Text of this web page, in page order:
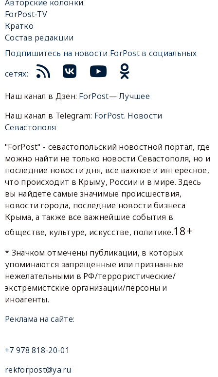
Авторские колонки
ForPost-TV
Кратко
Состав редакции
Подпишитесь на новости ForPost в социальных
сетях:
Наш канал в Дзен: ForPost— Лучшее
Наш канал в Telegram: ForPost. Новости
Севастополя
"ForPost" - севастопольский новостной портал, где
можно найти не только новости Севастополя, но и
последние новости дня, все важное и интересное,
что происходит в Крыму, России и в мире. Здесь
вы найдете самые значимые происшествия,
новости города, последние новости бизнеса
Крыма, а также все важнейшие события в
обществе, культуре, искусстве, политике.18+
* Значком отмечены публикации, в которых
упоминаются запрещенные или признанные
нежелательными в РФ/террористические/
экстремистские организации/персоны и
иноагенты.
Реклама на сайте:
+7 978 818-20-01
rekforpost@ya.ru